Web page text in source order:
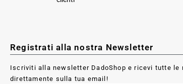
Registrati alla nostra Newsletter
Iscriviti alla newsletter DadoShop e ricevi tutte le
direttamente sulla tua email!